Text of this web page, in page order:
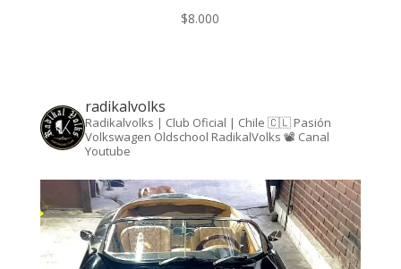
$8.000
radikalvolks
Radikalvolks | Club Oficial | Chile 🇨🇱Pasión
Volkswagen Oldschool RadikalVolks 📽️ Canal
Youtube